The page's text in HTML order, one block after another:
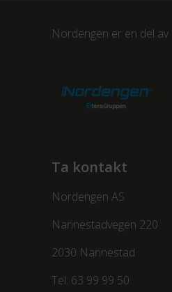
Nordengen er en del av
Ta kontakt
Nordengen AS
Nannestadvegen 220
2030 Nannestad
Tel: 63 99 99 50